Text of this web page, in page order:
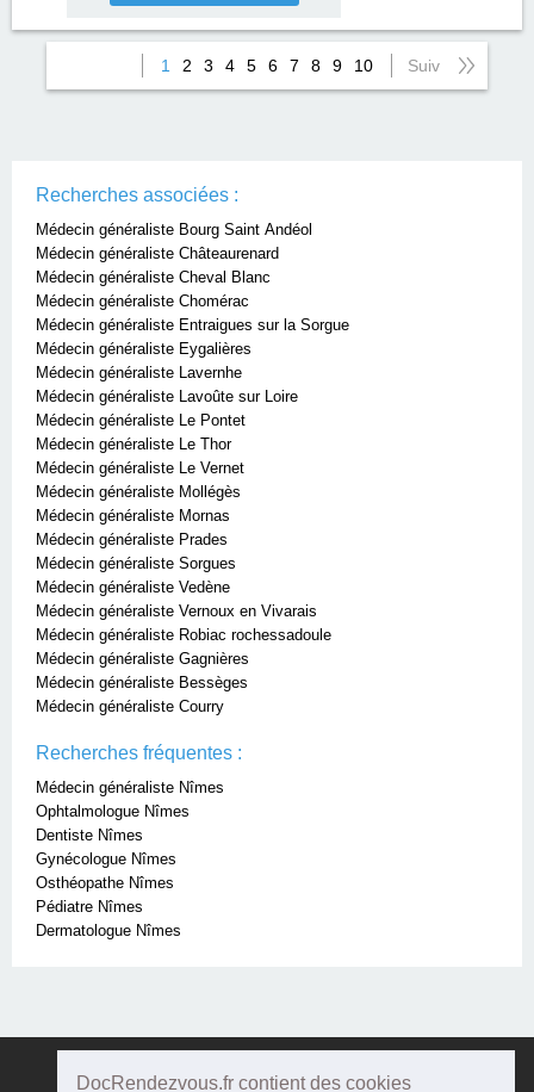
DocRendezvous.fr contient des cookies
1 2 3 4 5 6 7 8 9 10 Suiv
Recherches associées :
Médecin généraliste Bourg Saint Andéol
Médecin généraliste Châteaurenard
Médecin généraliste Cheval Blanc
Médecin généraliste Chomérac
Médecin généraliste Entraigues sur la Sorgue
Médecin généraliste Eygalières
Médecin généraliste Lavernhe
Médecin généraliste Lavoûte sur Loire
Médecin généraliste Le Pontet
Médecin généraliste Le Thor
Médecin généraliste Le Vernet
Médecin généraliste Mollégès
Médecin généraliste Mornas
Médecin généraliste Prades
Médecin généraliste Sorgues
Médecin généraliste Vedène
Médecin généraliste Vernoux en Vivarais
Médecin généraliste Robiac rochessadoule
Médecin généraliste Gagnières
Médecin généraliste Bessèges
Médecin généraliste Courry
Recherches fréquentes :
Médecin généraliste Nîmes
Ophtalmologue Nîmes
Dentiste Nîmes
Gynécologue Nîmes
Osthéopathe Nîmes
Pédiatre Nîmes
Dermatologue Nîmes